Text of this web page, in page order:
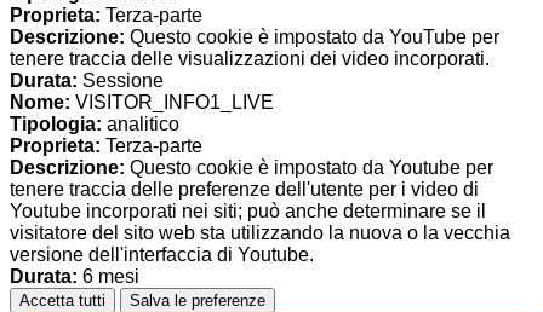
Proprieta: Terza-parte
Descrizione: Questo cookie è impostato da YouTube per
tenere traccia delle visualizzazioni dei video incorporati.
Durata: Sessione
Nome: VISITOR_INFO1_LIVE
Tipologia: analitico
Proprieta: Terza-parte
Descrizione: Questo cookie è impostato da Youtube per
tenere traccia delle preferenze dell'utente per i video di
Youtube incorporati nei siti; può anche determinare se il
visitatore del sito web sta utilizzando la nuova o la vecchia
versione dell'interfaccia di Youtube.
Durata: 6 mesi
Accetta tutti Salva le preferenze